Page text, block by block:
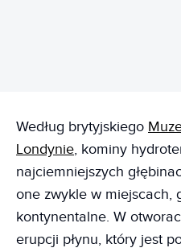
Według brytyjskiego
Londynie, kominy
najciemniejszych
one zwykle w miejscach,
kontynentalne. W
erupcji płynu, który jest